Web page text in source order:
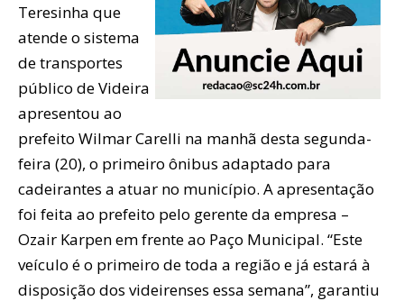
Teresinha que
atende o sistema
de transportes
público de Videira
apresentou ao
prefeito Wilmar Carelli na manhã desta segunda-
feira (20), o primeiro ônibus adaptado para
cadeirantes a atuar no município. A apresentação
foi feita ao prefeito pelo gerente da empresa –
Ozair Karpen em frente ao Paço Municipal. “Este
veículo é o primeiro de toda a região e já estará à
disposição dos videirenses essa semana”, garantiu